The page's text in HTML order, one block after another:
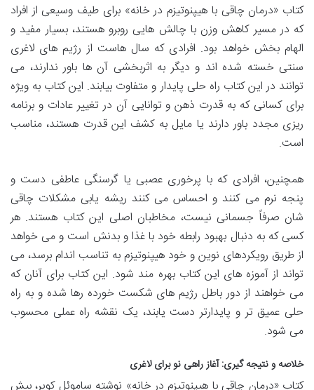
کتاب «درمان چاقی با هیپنوتیزم در خانه» برای طیف وسیعی از افراد
که در مسیر کاهش وزن با چالش هایی روبرو هستند، بسیار مفید و
الهام بخش خواهد بود. افرادی که سال هاست از رژیم های لاغری
سنتی خسته شده اند و دیگر به اثربخشی آن ها باور ندارند، می
توانند در این کتاب راه حلی پایدار و متفاوت بیابند. این کتاب به ویژه
برای کسانی که به قدرت ذهن و توانایی آن در تغییر عادات و برنامه
ریزی مجدد باور دارند یا مایل به کشف این قدرت هستند، مناسب
است.
همچنین، افرادی که با پرخوری عصبی یا گرسنگی عاطفی دست و
پنجه نرم می کنند و احساس می کنند ریشه یابی مشکلات چاقی
شان صرفاً جسمانی نیست، مخاطبان اصلی این کتاب هستند. هر
کسی که به دنبال بهبود رابطه خود با غذا و بدنش است و می خواهد
از طریق رویکردهای نوین و خود هیپنوتیزم به تناسب اندام برسد، می
تواند از آموزه های این کتاب بهره مند شود. این کتاب برای آنان که
می خواهند از دور باطل رژیم های شکست خورده رها شده و به راه
حلی عمیق تر و پایدارتر دست یابند، یک نقشه راه عملی محسوب
می شود.
خلاصه و نتیجه گیری: آغاز راهی نو برای لاغری
کتاب «درمان چاقی با هیپنوتیزم در خانه» نوشته ساموئل کوپر، بیش